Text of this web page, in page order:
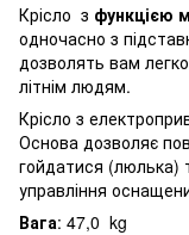
Крісло з функцією
одночасно з
дозволять вам
літнім людям.
Крісло з
Основа дозволяє
гойдатися (люлька)
управління
Вага: 47,0 kg